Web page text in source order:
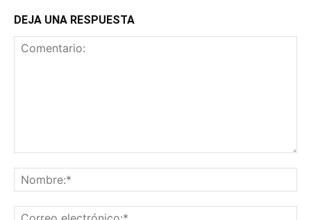
DEJA UNA RESPUESTA